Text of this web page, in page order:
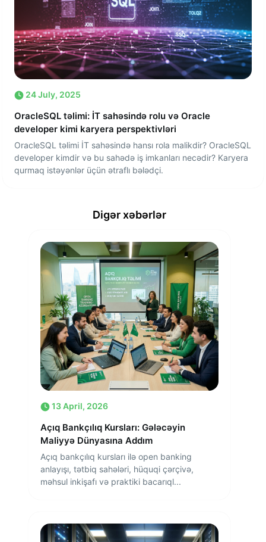
24 July, 2025
OracleSQL təlimi: İT sahəsində rolu və Oracle
developer kimi karyera perspektivləri
OracleSQL təlimi İT sahəsində hansı rola malikdir? OracleSQL
developer kimdir və bu sahədə iş imkanları necədir? Karyera
qurmaq istəyənlər üçün ətraflı bələdçi.
Digər xəbərlər
13 April, 2026
Açıq Bankçılıq Kursları: Gələcəyin
Maliyyə Dünyasına Addım
Açıq bankçılıq kursları ilə open banking
anlayışı, tətbiq sahələri, hüquqi çərçivə,
məhsul inkişafı və praktiki bacarıql...